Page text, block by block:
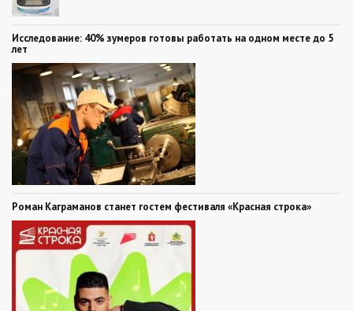
Исследование: 40% зумеров готовы работать на одном месте до 5
лет
Роман Каграманов станет гостем фестиваля «Красная строка»